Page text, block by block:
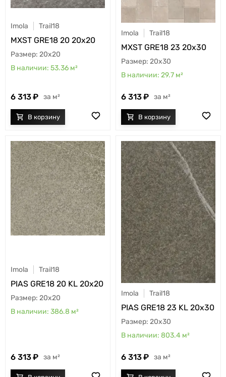
Imola Trail18
MXST GRE18 20 20x20
20x20
53.36 м²
6 313 м²
Imola Trail18
MXST GRE18 23 20x30
20x30
29.7 м²
6 313 м²
Imola Trail18
PIAS GRE18 20 KL 20x20
20x20
386.8 м²
6 313 м²
Imola Trail18
PIAS GRE18 23 KL 20x30
20x30
803.4 м²
6 313 м²